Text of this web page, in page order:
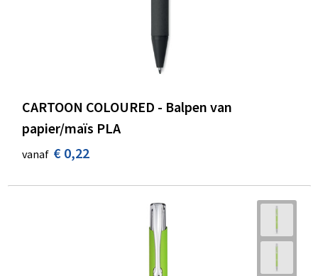
CARTOON COLOURED - Balpen van
papier/maïs PLA
vanaf € 0,22